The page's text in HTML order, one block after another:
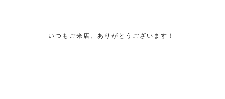
いつもご来店、ありがとうございます！